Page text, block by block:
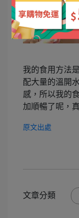
我的食用方法
配大量的溫開
感，所以我的
加順暢了呢，
原文出處
文章分類